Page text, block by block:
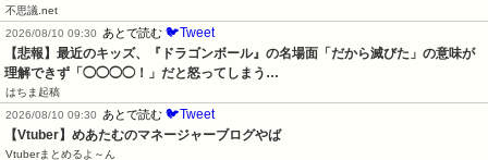
不思議.net
2026/08/10 09:30
あとで読む 🐦Tweet
【悲報】最近のキッズ、『ドラゴンボール』の名場面「だから滅びた」の意味が
理解できず「◯◯◯◯！」だと怒ってしまう…
はちま起稿
2026/08/10 09:30
あとで読む 🐦Tweet
【Vtuber】めあたむのマネージャーブログやば
Vtuberまとめるよ～ん